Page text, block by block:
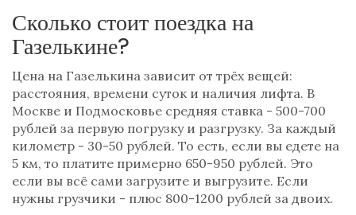
Сколько стоит поездка на
Газелькине?
Цена на Газелькина зависит от трёх вещей:
расстояния, времени суток и наличия лифта. В
Москве и Подмосковье средняя ставка - 500-700
рублей за первую погрузку и разгрузку. За каждый
километр - 30-50 рублей. То есть, если вы едете на
5 км, то платите примерно 650-950 рублей. Это
если вы всё сами загрузите и выгрузите. Если
нужны грузчики - плюс 800-1200 рублей за двоих.